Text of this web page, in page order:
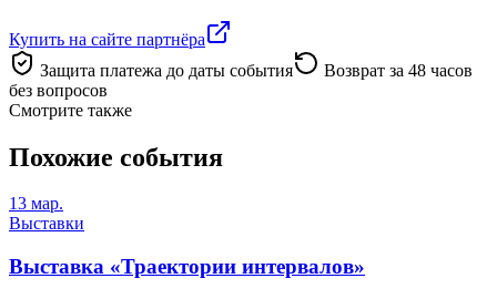
Купить на сайте партнёра
Защита платежа до даты события
Возврат за 48 часов
без вопросов
Смотрите также
Похожие события
13 мар.
Выставки
Выставка «Траектории интервалов»